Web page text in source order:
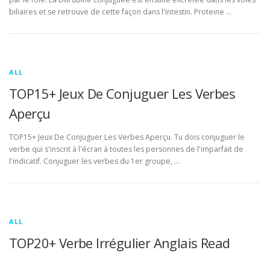
biliaires et se retrouve de cette façon dans l'intestin. Proteine …
ALL
TOP15+ Jeux De Conjuguer Les Verbes
Aperçu
TOP15+ Jeux De Conjuguer Les Verbes Aperçu. Tu dois conjuguer le
verbe qui s'inscrit à l'écran à toutes les personnes de l'imparfait de
l'indicatif. Conjuguer les verbes du 1er groupe, …
ALL
TOP20+ Verbe Irrégulier Anglais Read